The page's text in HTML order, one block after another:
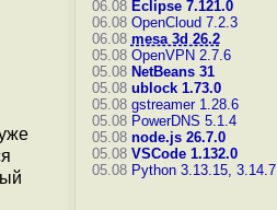
06.08 Eclipse 7.121.0
06.08 OpenCloud 7.2.3
06.08 mesa 3d 26.2
05.08 OpenVPN 2.7.6
05.08 NetBeans 31
05.08 ublock 1.73.0
05.08 gstreamer 1.28.6
05.08 PowerDNS 5.1.4
05.08 node.js 26.7.0
05.08 VSCode 1.132.0
05.08 Python 3.13.15, 3.14.7